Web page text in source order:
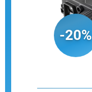
-20%